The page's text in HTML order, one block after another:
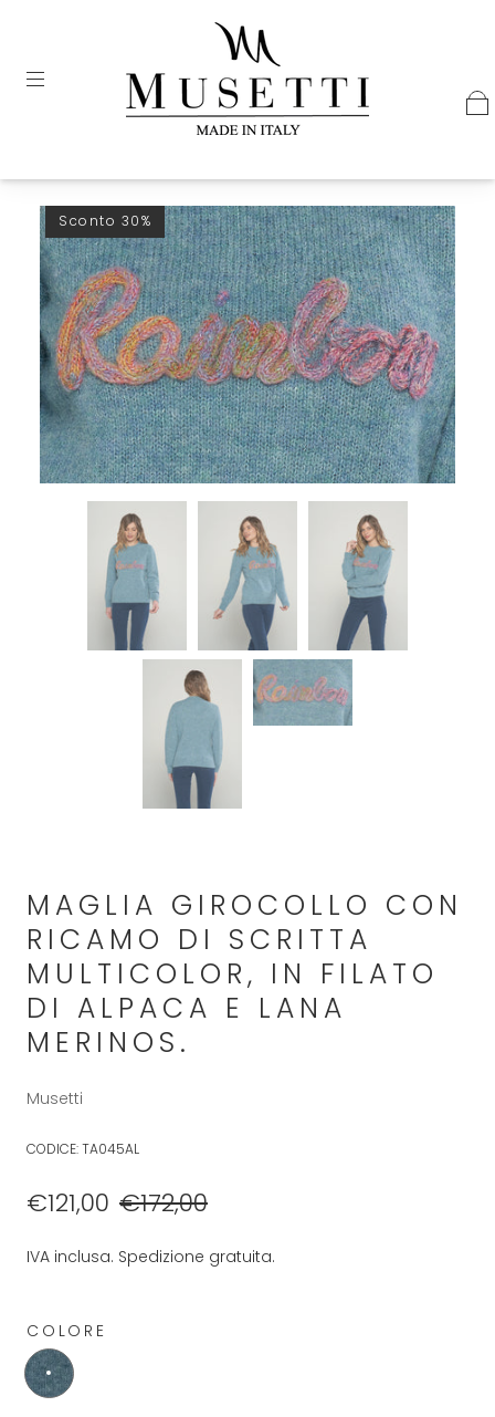
Sconto 30%
MAGLIA GIROCOLLO CON
RICAMO DI SCRITTA
MULTICOLOR, IN FILATO
DI ALPACA E LANA
MERINOS.
Musetti
CODICE:TA045AL
€121,00 €172,00
IVA inclusa. Spedizione gratuita.
COLORE